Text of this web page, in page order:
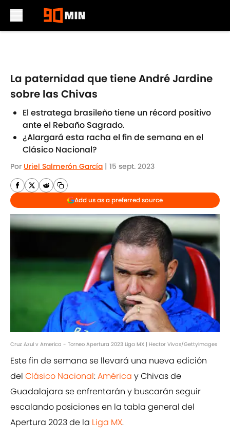
La paternidad que tiene André Jardine
sobre las Chivas
El estratega brasileño tiene un récord positivo
ante el Rebaño Sagrado.
¿Alargará esta racha el fin de semana en el
Clásico Nacional?
Por Uriel Salmerón García | 15 sept. 2023
Add us as a preferred source
Cruz Azul v America - Torneo Apertura 2023 Liga MX | Hector Vivas/GettyImages
Este fin de semana se llevará una nueva edición
del Clásico Nacional:América y Chivas de
Guadalajara se enfrentarán y buscarán seguir
escalando posiciones en la tabla general del
Apertura 2023 de la Liga MX.